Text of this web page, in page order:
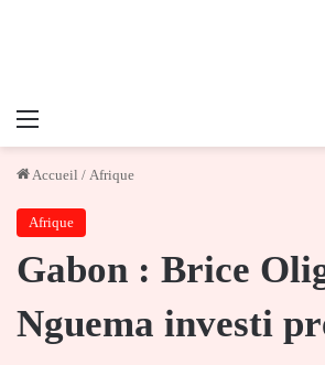
Menu
Accueil / Afrique
Afrique
Gabon : Brice
Nguema investi